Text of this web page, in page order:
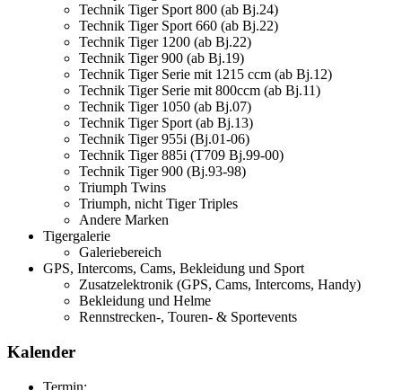
Technik Tiger Sport 800 (ab Bj.24)
Technik Tiger Sport 660 (ab Bj.22)
Technik Tiger 1200 (ab Bj.22)
Technik Tiger 900 (ab Bj.19)
Technik Tiger Serie mit 1215 ccm (ab Bj.12)
Technik Tiger Serie mit 800ccm (ab Bj.11)
Technik Tiger 1050 (ab Bj.07)
Technik Tiger Sport (ab Bj.13)
Technik Tiger 955i (Bj.01-06)
Technik Tiger 885i (T709 Bj.99-00)
Technik Tiger 900 (Bj.93-98)
Triumph Twins
Triumph, nicht Tiger Triples
Andere Marken
Tigergalerie
Galeriebereich
GPS, Intercoms, Cams, Bekleidung und Sport
Zusatzelektronik (GPS, Cams, Intercoms, Handy)
Bekleidung und Helme
Rennstrecken-, Touren- & Sportevents
Kalender
Termin: